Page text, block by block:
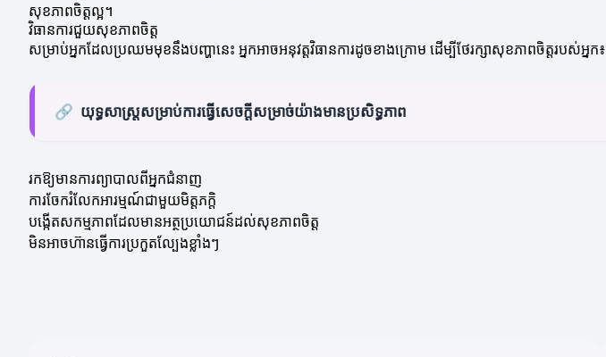
សុខភាពចិត្តល្អ។
វិធានការជួយសុខភាពចិត្ត
សម្រាប់អ្នកដែលប្រឈមមុខនឹងបញ្ហានេះ អ្នកអាចអនុវត្តវិធានការដូចខាងក្រោម ដើម្បីថែរក្សាសុខភាពចិត្តរបស់អ្នក៖
🔗 យុទ្ធសាស្ត្រសម្រាប់ការធ្វើសេចក្តីសម្រាច់យ៉ាងមានប្រសិទ្ធភាព
រកឱ្យមានការព្យាបាលពីអ្នកជំនាញ
ការចែករំលែកអារម្មណ៍ជាមួយមិត្តភក្តិ
បង្កើតសកម្មភាពដែលមានអត្ថប្រយោជន៍ដល់សុខភាពចិត្ត
មិនអាចហ៊ានធ្វើការប្រកួតល្បែងខ្លាំងៗ